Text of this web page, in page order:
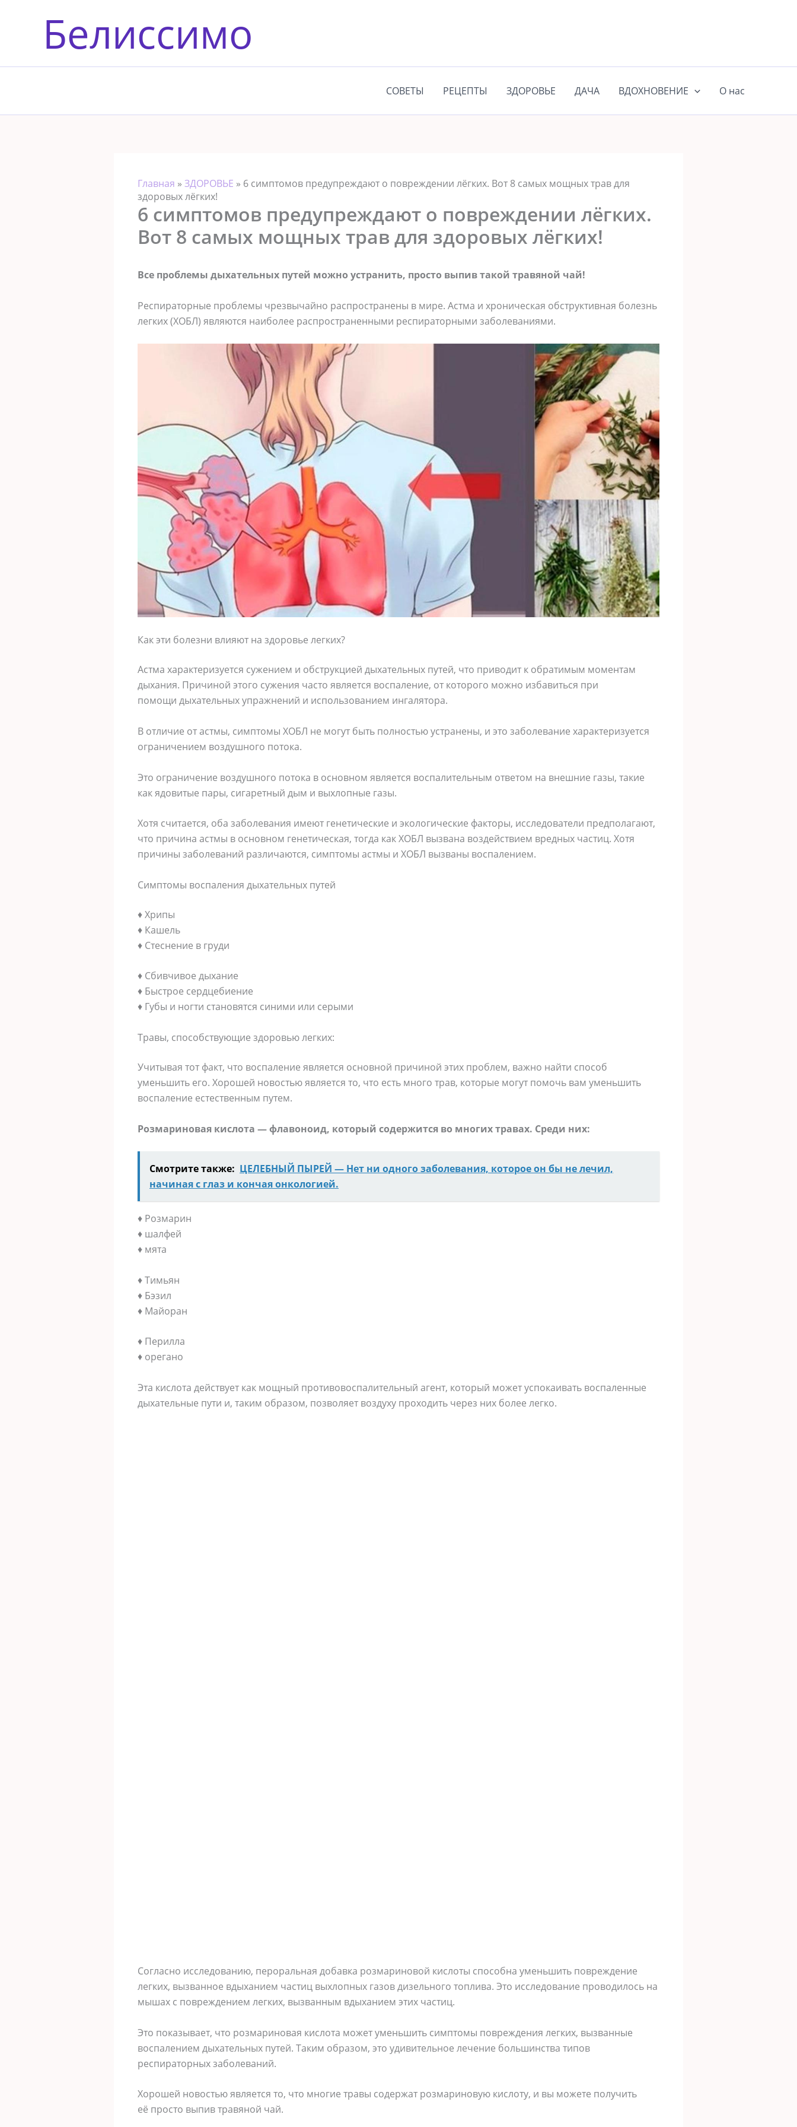
содержимомуБелиссимо
СОВЕТЫ РЕЦЕПТЫ ЗДОРОВЬЕ ДАЧА ВДОХНОВЕНИЕ О нас
Главная » ЗДОРОВЬЕ » 6 симптомов предупреждают о повреждении лёгких. Вот 8 самых мощных трав для
здоровых лёгких!
6 симптомов предупреждают о повреждении лёгких.
Вот 8 самых мощных трав для здоровых лёгких!
Все проблемы дыхательных путей можно устранить, просто выпив такой травяной чай!
Респираторные проблемы чрезвычайно распространены в мире. Астма и хроническая обструктивная болезнь
легких (ХОБЛ) являются наиболее распространенными респираторными заболеваниями.
Как эти болезни влияют на здоровье легких?
Астма характеризуется сужением и обструкцией дыхательных путей, что приводит к обратимым моментам
дыхания. Причиной этого сужения часто является воспаление, от которого можно избавиться при
помощи дыхательных упражнений и использованием ингалятора.
В отличие от астмы, симптомы ХОБЛ не могут быть полностью устранены, и это заболевание характеризуется
ограничением воздушного потока.
Это ограничение воздушного потока в основном является воспалительным ответом на внешние газы, такие
как ядовитые пары, сигаретный дым и выхлопные газы.
Хотя считается, оба заболевания имеют генетические и экологические факторы, исследователи предполагают,
что причина астмы в основном генетическая, тогда как ХОБЛ вызвана воздействием вредных частиц. Хотя
причины заболеваний различаются, симптомы астмы и ХОБЛ вызваны воспалением.
Симптомы воспаления дыхательных путей
♦ Хрипы
♦ Кашель
♦ Стеснение в груди
♦ Сбивчивое дыхание
♦ Быстрое сердцебиение
♦ Губы и ногти становятся синими или серыми
Травы, способствующие здоровью легких:
Учитывая тот факт, что воспаление является основной причиной этих проблем, важно найти способ
уменьшить его. Хорошей новостью является то, что есть много трав, которые могут помочь вам уменьшить
воспаление естественным путем.
Розмариновая кислота — флавоноид, который содержится во многих травах. Среди них:
Смотрите также: ЦЕЛЕБНЫЙ ПЫРЕЙ — Нет ни одного заболевания, которое он бы не лечил,
начиная с глаз и кончая онкологией.
♦ Розмарин
♦ шалфей
♦ мята
♦ Тимьян
♦ Бэзил
♦ Майоран
♦ Перилла
♦ орегано
Эта кислота действует как мощный противовоспалительный агент, который может успокаивать воспаленные
дыхательные пути и, таким образом, позволяет воздуху проходить через них более легко.
Согласно исследованию, пероральная добавка розмариновой кислоты способна уменьшить повреждение
легких, вызванное вдыханием частиц выхлопных газов дизельного топлива. Это исследование проводилось на
мышах с повреждением легких, вызванным вдыханием этих частиц.
Это показывает, что розмариновая кислота может уменьшить симптомы повреждения легких, вызванные
воспалением дыхательных путей. Таким образом, это удивительное лечение большинства типов
респираторных заболеваний.
Хорошей новостью является то, что многие травы содержат розмариновую кислоту, и вы можете получить
её просто выпив травяной чай.